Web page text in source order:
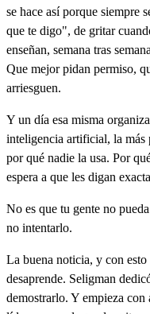
se hace así porque siempre
que te digo", de gritar
enseñan, semana tras
Que mejor pidan permiso,
arriesguen.
Y un día esa misma
inteligencia artificial, la más
por qué nadie la usa. Por
espera a que les digan
No es que tu gente no
no intentarlo.
La buena noticia, y con
desaprende. Seligman
demostrarlo. Y empieza